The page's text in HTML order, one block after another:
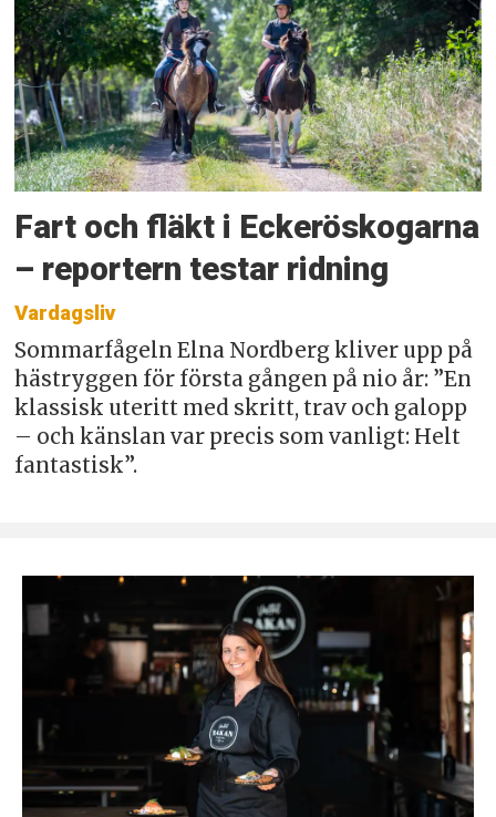
Fart och fläkt i Eckeröskogarna
– reportern testar ridning
Vardagsliv
Sommarfågeln Elna Nordberg kliver upp på
hästryggen för första gången på nio år: ”En
klassisk uteritt med skritt, trav och galopp
– och känslan var precis som vanligt: Helt
fantastisk”.